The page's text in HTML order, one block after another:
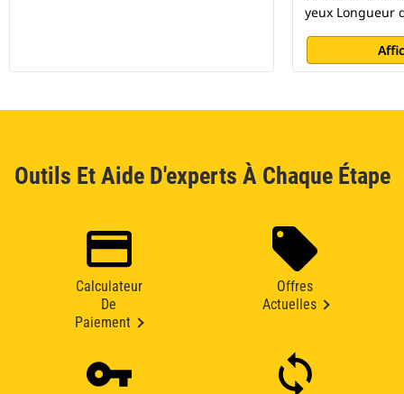
yeux Longueur
Outils Et Aide D'experts À Chaque Étape
Calculateur
De
Paiement
Offres
Actuelles